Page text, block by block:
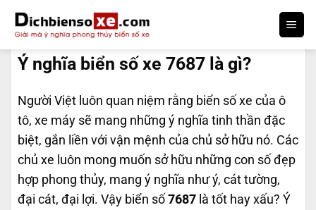
qua
nội
dungÝ nghĩa biển số xe 7687 là gì?
Người Việt luôn quan niệm rằng biển số xe của ô
tô, xe máy sẽ mang những ý nghĩa tinh thần đặc
biệt, gắn liền với vận mệnh của chủ sở hữu nó. Các
chủ xe luôn mong muốn sở hữu những con số đẹp
hợp phong thủy, mang ý nghĩa như ý, cát tường,
đại cát, đại lợi. Vậy biển số 7687 là tốt hay xấu? Ý